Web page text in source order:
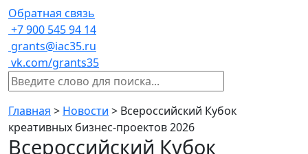
Обратная связь
+7 900 545 94 14
grants@iac35.ru
vk.com/grants35
Главная > Новости > Всероссийский Кубок
креативных бизнес-проектов 2026
Всероссийский Кубок